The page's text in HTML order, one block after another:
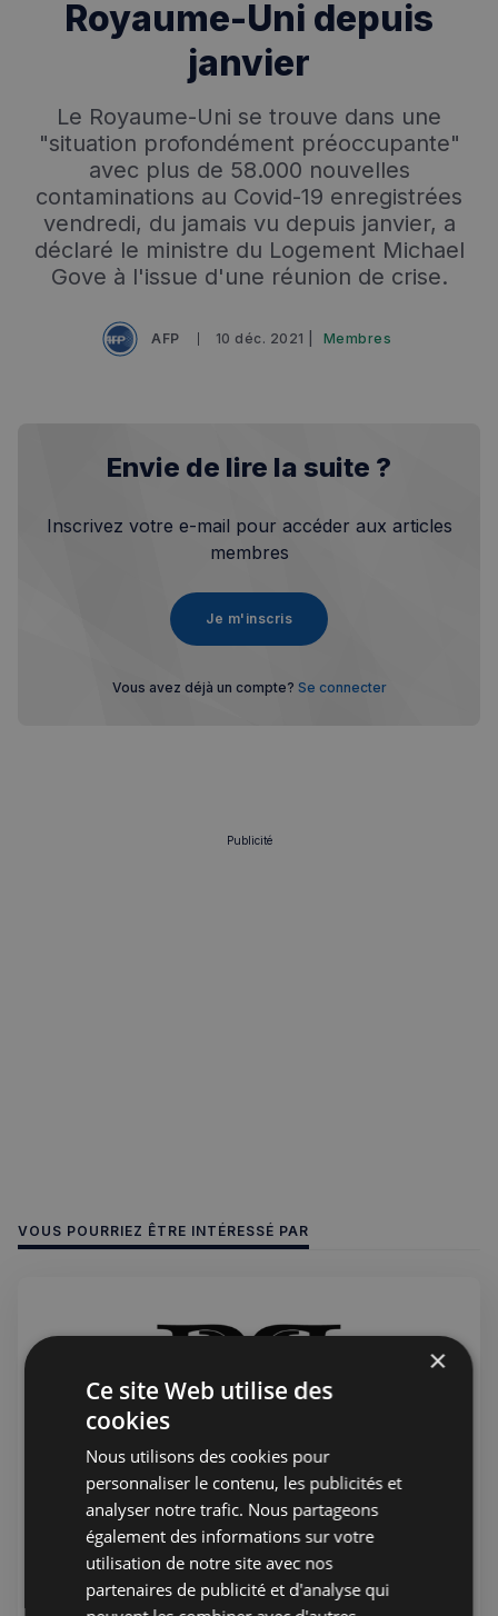
Royaume-Uni depuis
janvier
Le Royaume-Uni se trouve dans une
"situation profondément préoccupante"
avec plus de 58.000 nouvelles
contaminations au Covid-19 enregistrées
vendredi, du jamais vu depuis janvier, a
déclaré le ministre du Logement Michael
Gove à l'issue d'une réunion de crise.
AFP 10 déc. 2021 | Membres
Envie de lire la suite ?
Inscrivez votre e-mail pour accéder aux articles
membres
Je m'inscris
Vous avez déjà un compte? Se connecter
Publicité
VOUS POURRIEZ ÊTRE INTÉRESSÉ PAR
Jérémie Raude-Leroy 22 juil. 2026 Public
PHP Aesthetic-Wellness et PHP
Private Medical Care - Clinique
×
Ce site Web utilise des
cookies
Nous utilisons des cookies pour
personnaliser le contenu, les publicités et
analyser notre trafic. Nous partageons
également des informations sur votre
utilisation de notre site avec nos
partenaires de publicité et d'analyse qui